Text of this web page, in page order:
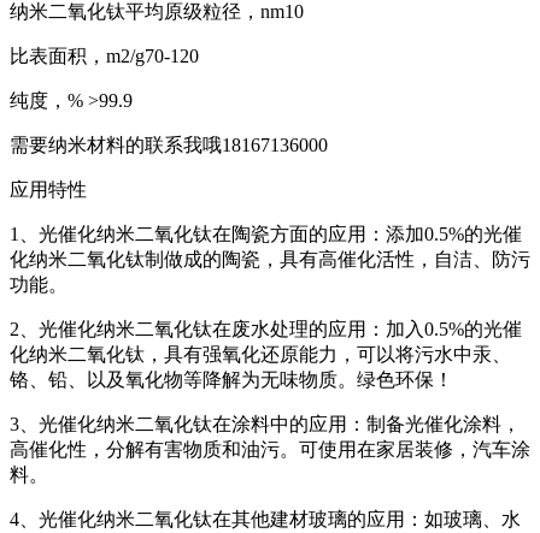
纳米二氧化钛平均原级粒径，nm10
比表面积，m2/g70-120
纯度，% >99.9
需要纳米材料的联系我哦18167136000
应用特性
1、光催化纳米二氧化钛在陶瓷方面的应用：添加0.5%的光催
化纳米二氧化钛制做成的陶瓷，具有高催化活性，自洁、防污
功能。
2、光催化纳米二氧化钛在废水处理的应用：加入0.5%的光催
化纳米二氧化钛，具有强氧化还原能力，可以将污水中汞、
铬、铅、以及氧化物等降解为无味物质。绿色环保！
3、光催化纳米二氧化钛在涂料中的应用：制备光催化涂料，
高催化性，分解有害物质和油污。可使用在家居装修，汽车涂
料。
4、光催化纳米二氧化钛在其他建材玻璃的应用：如玻璃、水